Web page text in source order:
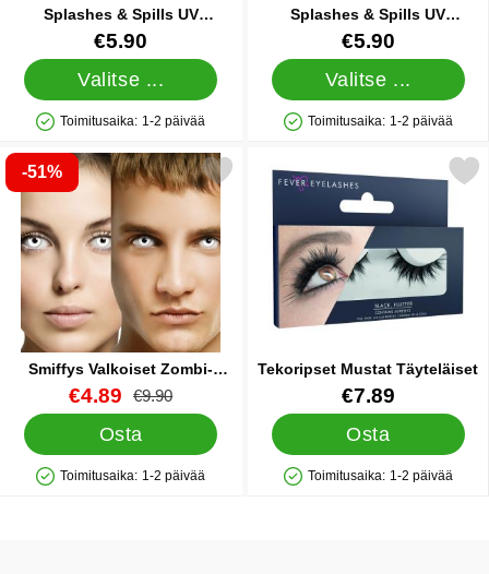
Splashes & Spills UV
Huulikiilto Violetti
Tuote.nro 39617
€5.90
Valitse ...
Saatavuus: Varastossa
Toimitusaika: 1-2 päivää
Splashes & Spills UV
Huulikiilto Keltainen
Tuote.nro 39618
€5.90
Valitse ...
Saatavuus: Varastossa
Toimitusaika: 1-2 päivää
-51%
Smiffys Valkoiset Zombi-
piilolinssit
Tuote.nro 9398uusi hinta
€4.89 vanha hinta
€9.90
Osta
Saatavuus: Varastossa
Toimitusaika: 1-2 päivää
Merkitse smiffys Valkoiset Zombi-piilolinssit suosikiksi
Tekoripset Mustat Täyteläiset
Tuote.nro 18640
€7.89
Osta
Saatavuus: Varastossa
Toimitusaika: 1-2 päivää
Merkitse tekoripset Mustat